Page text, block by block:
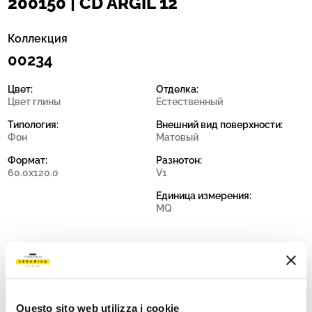
Questo sito web utilizza i cookie
Коллекция
00234
Цвет:
Цвет глины
Типология:
Фон
Формат:
60.0x120.0
Отделка:
Естественный
Внешний вид поверхности:
Матовый
Разнотон:
V1
Единица измерения:
MQ